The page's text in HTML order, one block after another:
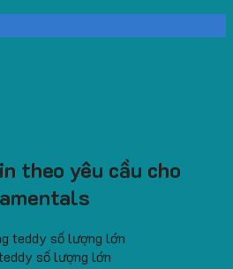
theo yêu cầu cho
số lượng lớn